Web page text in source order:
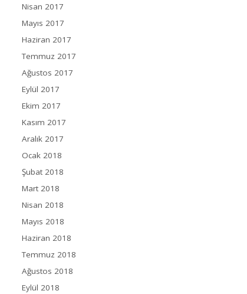
Nisan 2017
Mayıs 2017
Haziran 2017
Temmuz 2017
Ağustos 2017
Eylül 2017
Ekim 2017
Kasım 2017
Aralık 2017
Ocak 2018
Şubat 2018
Mart 2018
Nisan 2018
Mayıs 2018
Haziran 2018
Temmuz 2018
Ağustos 2018
Eylül 2018